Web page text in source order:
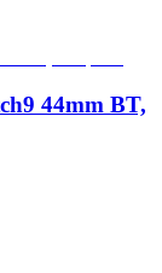
44mm BT,